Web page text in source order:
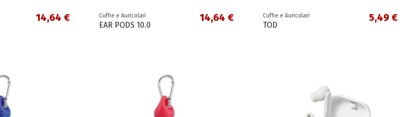
14,64 € Cuffie e Auricolari
EAR PODS 10.0
14,64 € Cuffie e Auricolari
TOD
5,49 €